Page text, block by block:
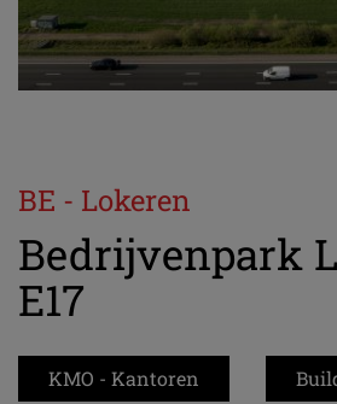
BE - Lokeren
Bedrijvenpark
E17
KMO - Kantoren